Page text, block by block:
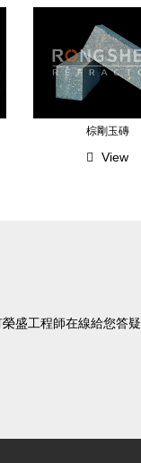
棕剛玉磚
View
有榮盛工程師在線給您答疑